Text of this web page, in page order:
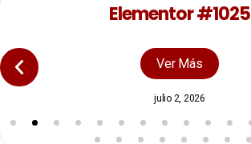
Elementor #1025
Ver Más
julio 2, 2026